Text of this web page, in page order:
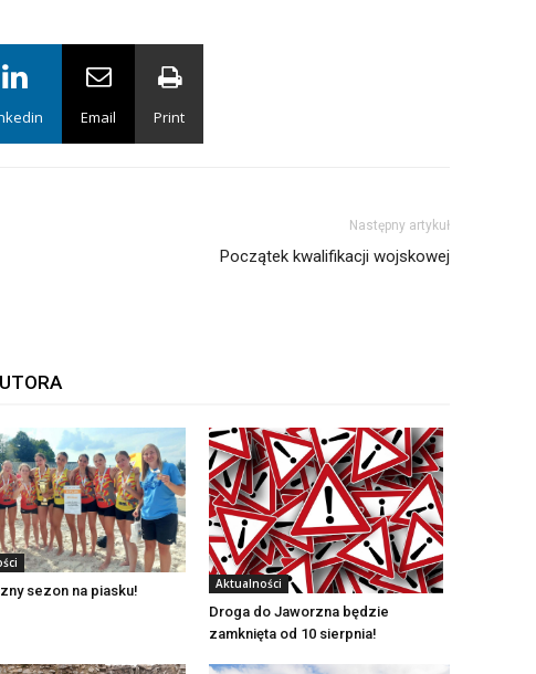
Email Print
Następny artykuł
Początek kwalifikacji wojskowej
sezon na piasku! Aktualności
Droga do Jaworzna będzie
zamknięta od 10 sierpnia!